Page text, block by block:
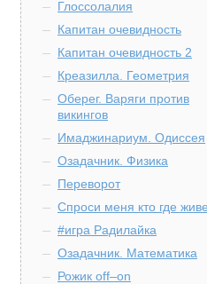
Глоссолалия
Капитан очевидность
Капитан очевидность 2
Креазилла. Геометрия
Оберег. Варяги против
викингов
Имаджинариум. Одиссея
Озадачник. Физика
Переворот
Спроси меня кто где
#игра Радилайка
Озадачник. Математика
Рожик off–on